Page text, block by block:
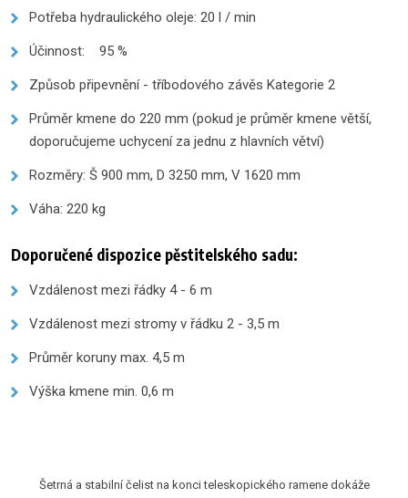
Potřeba hydraulického oleje: 20 l / min
Účinnost: 95 %
Způsob připevnění - tříbodového závěs Kategorie 2
Průměr kmene do 220 mm (pokud je průměr kmene větší,
doporučujeme uchycení za jednu z hlavních větví)
Rozměry: Š 900 mm, D 3250 mm, V 1620 mm
Váha: 220 kg
Doporučené dispozice pěstitelského sadu:
Vzdálenost mezi řádky 4 - 6 m
Vzdálenost mezi stromy v řádku 2 - 3,5 m
Průměr koruny max. 4,5 m
Výška kmene min. 0,6 m
Šetrná a stabilní čelist na konci teleskopického ramene dokáže